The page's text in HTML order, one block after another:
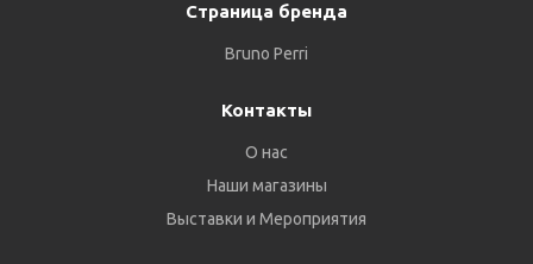
Страница бренда
Bruno Perri
Контакты
О нас
Наши магазины
Выставки и Мероприятия